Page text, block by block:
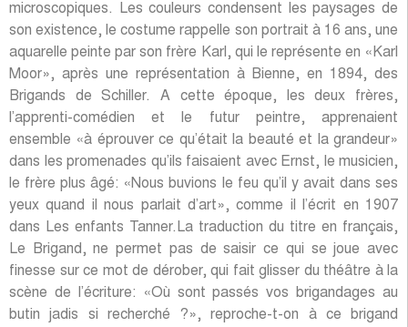
microscopiques. Les couleurs condensent les paysages de
son existence, le costume rappelle son portrait à 16 ans, une
aquarelle peinte par son frère Karl, qui le représente en «Karl
Moor», après une représentation à Bienne, en 1894, des
Brigands de Schiller. A cette époque, les deux frères,
l’apprenti-comédien et le futur peintre, apprenaient
ensemble «à éprouver ce qu’était la beauté et la grandeur»
dans les promenades qu’ils faisaient avec Ernst, le musicien,
le frère plus âgé: «Nous buvions le feu qu’il y avait dans ses
yeux quand il nous parlait d’art», comme il l’écrit en 1907
dans Les enfants Tanner.La traduction du titre en français,
Le Brigand, ne permet pas de saisir ce qui se joue avec
finesse sur ce mot de dérober, qui fait glisser du théâtre à la
scène de l’écriture: «Où sont passés vos brigandages au
butin jadis si recherché ?», reproche-t-on à ce brigand